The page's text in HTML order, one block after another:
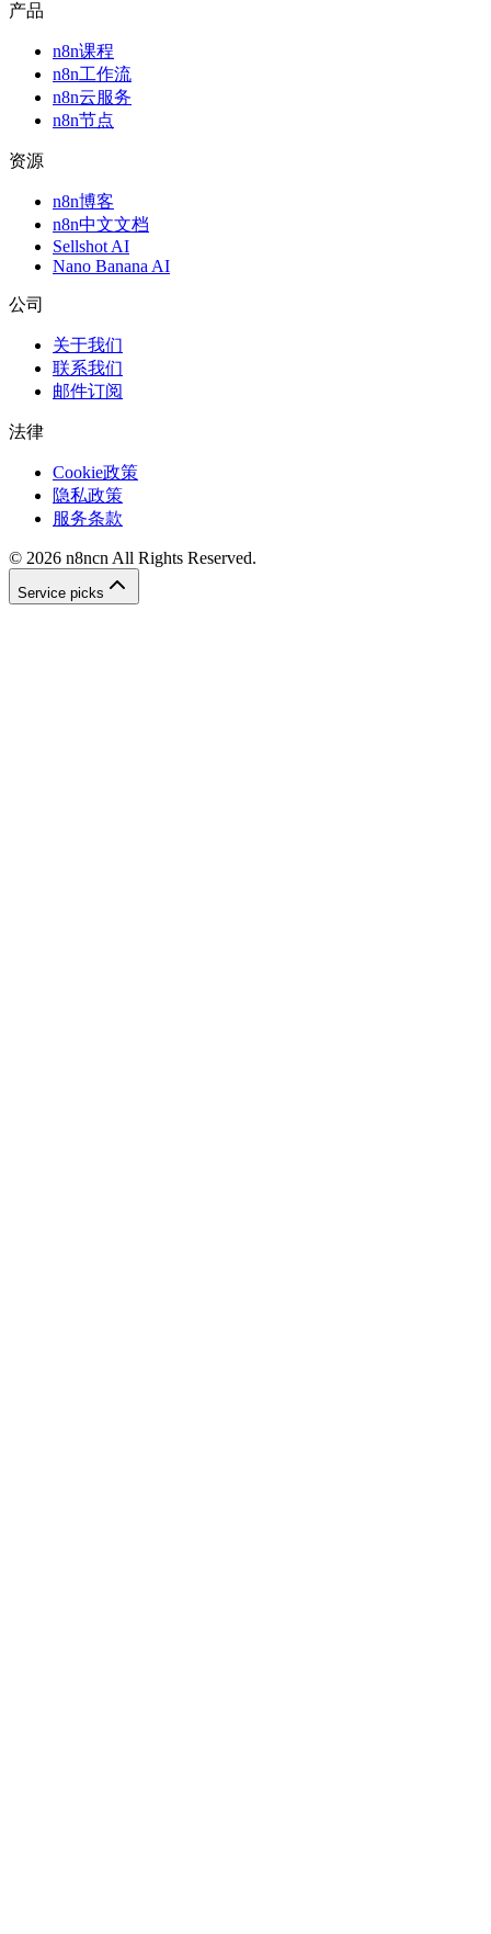
产品
n8n课程
n8n工作流
n8n云服务
n8n节点
资源
n8n博客
n8n中文文档
Sellshot AI
Nano Banana AI
公司
关于我们
联系我们
邮件订阅
法律
Cookie政策
隐私政策
服务条款
© 2026 n8ncn All Rights Reserved.
Service picks